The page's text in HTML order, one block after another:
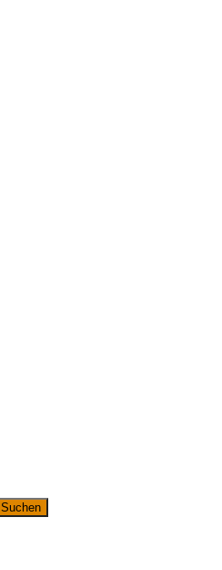
Suchen